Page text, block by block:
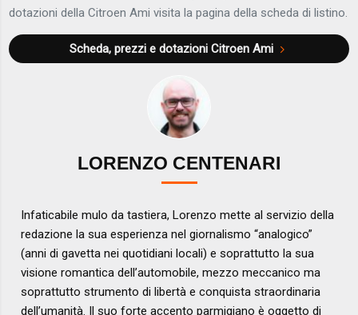
dotazioni della Citroen Ami visita la pagina della scheda di listino.
Scheda, prezzi e dotazioniCitroen Ami
LORENZO CENTENARI
Infaticabile mulo da tastiera, Lorenzo mette al servizio della
redazione la sua esperienza nel giornalismo “analogico”
(anni di gavetta nei quotidiani locali) e soprattutto la sua
visione romantica dell’automobile, mezzo meccanico ma
soprattutto strumento di libertà e conquista straordinaria
dell’umanità. Il suo forte accento parmigiano è oggetto di